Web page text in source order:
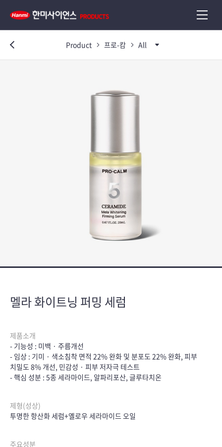
Product 프로-캄 All
멜라 화이트닝 퍼밍 세럼
제품소개
- 기능성 : 미백 · 주름개선
- 임상 : 기미 · 색소침착 면적 22% 완화 및 분포도 22% 완화, 피부
치밀도 8% 개선, 민감성 · 피부 저자극 테스트
- 핵심 성분 : 5종 세라마이드, 알파리포산, 글루타치온
제형(성상)
투명한 항산화 세럼+옐로우 세라마이드 오일
주요성분